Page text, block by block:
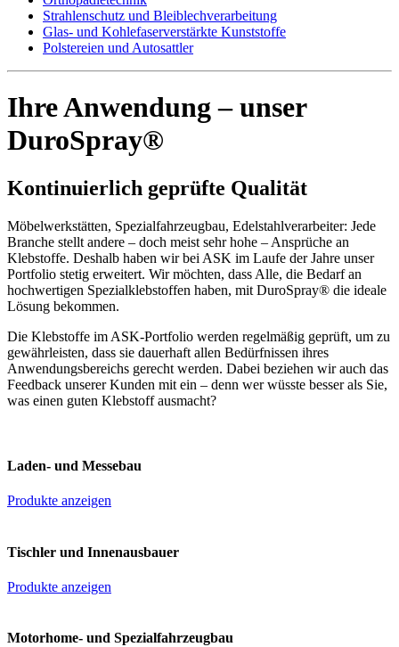
Strahlenschutz und Bleiblechverarbeitung
Glas- und Kohlefaserverstärkte Kunststoffe
Polstereien und Autosattler
Ihre Anwendung – unser
DuroSpray®
Kontinuierlich geprüfte Qualität
Möbelwerkstätten, Spezialfahrzeugbau, Edelstahlverarbeiter: Jede
Branche stellt andere – doch meist sehr hohe – Ansprüche an
Klebstoffe. Deshalb haben wir bei ASK im Laufe der Jahre unser
Portfolio stetig erweitert. Wir möchten, dass Alle, die Bedarf an
hochwertigen Spezialklebstoffen haben, mit DuroSpray® die ideale
Lösung bekommen.
Die Klebstoffe im ASK-Portfolio werden regelmäßig geprüft, um zu
gewährleisten, dass sie dauerhaft allen Bedürfnissen ihres
Anwendungsbereichs gerecht werden. Dabei beziehen wir auch das
Feedback unserer Kunden mit ein – denn wer wüsste besser als Sie,
was einen guten Klebstoff ausmacht?
Laden- und Messebau
Produkte anzeigen
Tischler und Innenausbauer
Produkte anzeigen
Motorhome- und Spezialfahrzeugbau